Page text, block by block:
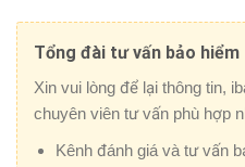
Tổng đài tư vấn bảo hiểm
Xin vui lòng để lại thông tin,
chuyên viên tư vấn phù hợp
Kênh đánh giá và tư vấn